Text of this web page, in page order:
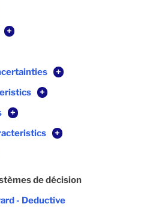
+
+
+
+
+
de décision
- Deductive